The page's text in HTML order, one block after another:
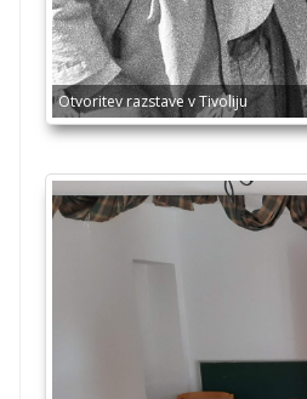
Otvoritev razstave v Tivoliju